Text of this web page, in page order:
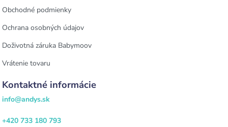
Obchodné podmienky
Ochrana osobných údajov
Doživotná záruka Babymoov
Vrátenie tovaru
Kontaktné informácie
info@andys.sk
+420 733 180 793